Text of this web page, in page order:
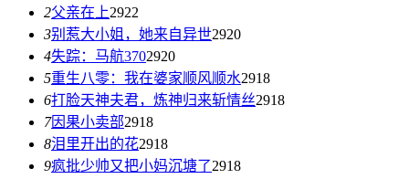
2父亲在上2922
3别惹大小姐，她来自异世2920
4失踪：马航3702920
5重生八零：我在婆家顺风顺水2918
6打脸天神夫君，炼神归来斩情丝2918
7因果小卖部2918
8泪里开出的花2918
9疯批少帅又把小妈沉塘了2918